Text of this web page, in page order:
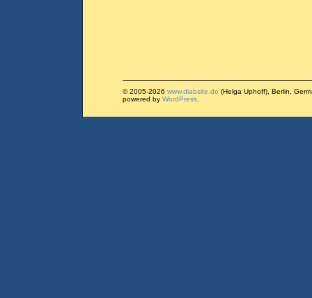
© 2005-2026 www.diabsite.de (Helga Uphoff), Berlin,
powered by WordPress.